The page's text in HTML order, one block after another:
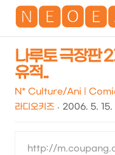
나루토 극장판
유적..
N* Culture/Ani |
라디오키즈
2006. 5. 15.
http://